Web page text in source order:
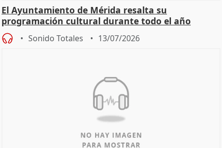
El Ayuntamiento de Mérida resalta su
programación cultural durante todo el año
Sonido Totales 13/07/2026